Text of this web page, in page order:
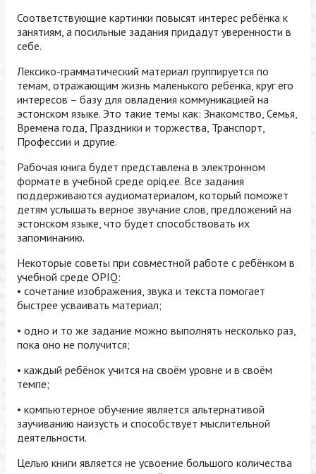
Соответствующие картинки повысят интерес ребёнка к
занятиям, а посильные задания придадут уверенности в
себе.
Лексико-грамматический материал группируется по
темам, отражающим жизнь маленького ребёнка, круг его
интересов – базу для овладения коммуникацией на
эстонском языке. Это такие темы как: Знакомство, Семья,
Времена года, Праздники и торжества, Транспорт,
Профессии и другие.
Рабочая книга будет представлена в электронном
формате в учебной среде оpiq.ee. Все задания
поддерживаются аудиоматериалом, который поможет
детям услышать верное звучание слов, предложений на
эстонском языке, что будет способствовать их
запоминанию.
Некоторые советы при совместной работе с ребёнком в
учебной среде OPIQ:
• сочетание изображения, звука и текста помогает
быстрее усваивать материал;
• одно и то же задание можно выполнять несколько раз,
пока оно не получится;
• каждый ребёнок учится на своём уровне и в своём
темпе;
• компьютерное обучение является альтернативой
заучиванию наизусть и способствует мыслительной
деятельности.
Целью книги является не усвоение большого количества